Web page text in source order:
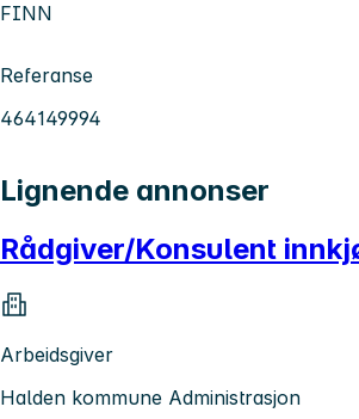
FINN
Referanse
464149994
Lignende annonser
Rådgiver/Konsulent
Arbeidsgiver
Halden kommune Administrasjon